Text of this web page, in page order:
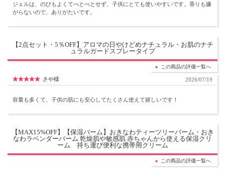
ジェルは、のびもよくてべとべとせず、子供にとても使いやすいです。香りも嫌
がらないので、ありがたいです。
【2点セット・5％OFF】アロマの日やけどめナチュラル・お肌のナチ
ュラルガードスプレータイプ
この商品の評価一覧へ
さや様 2026/07/19
容量も多くて、子供の肌にも安心してたくさん使えて嬉しいです！
【MAX15%OFF】【保湿バーム】おきなわティーツリーバーム・おき
なわラベンダーバーム 乾燥肌や敏感肌 赤ちゃんから使える保湿クリ
ーム 持ち運び便利な携帯用クリーム
この商品の評価一覧へ